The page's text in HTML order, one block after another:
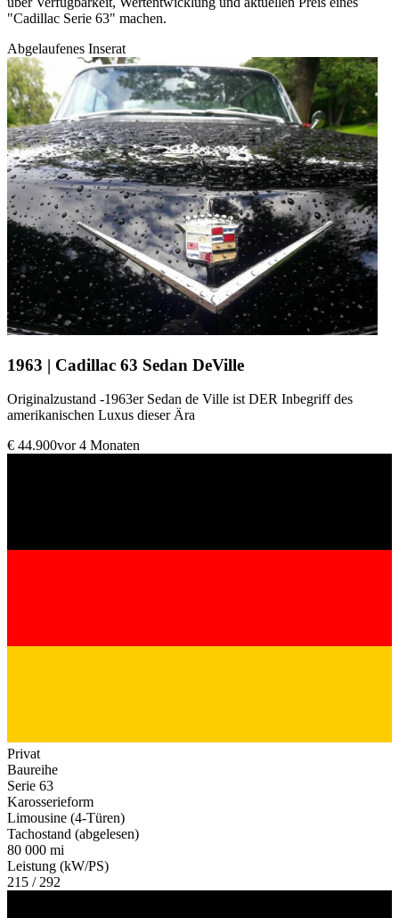
"Cadillac Serie 63" machen.
Abgelaufenes Inserat
1963 | Cadillac 63 Sedan DeVille
Originalzustand -1963er Sedan de Ville ist DER Inbegriff des
amerikanischen Luxus dieser Ära
€ 44.900vor 4 Monaten
Privat
Baureihe
Serie 63
Karosserieform
Limousine (4-Türen)
Tachostand (abgelesen)
80 000 mi
Leistung (kW/PS)
215 / 292